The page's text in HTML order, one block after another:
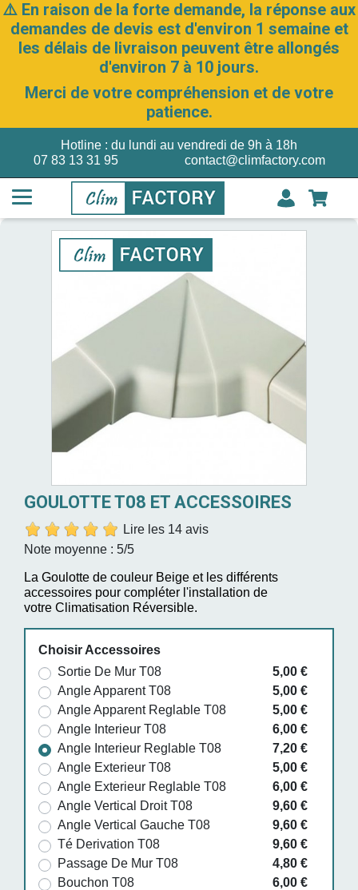
⚠️ En raison de la forte demande, la réponse aux
demandes de devis est d'environ 1 semaine et
les délais de livraison peuvent être allongés
d'environ 7 à 10 jours.
Merci de votre compréhension et de votre
patience.
07 83 13 31 95
Hotline : du lundi au vendredi de 9h à 18h
contact@climfactory.com
GOULOTTE T08 ET ACCESSOIRES
Lire les 14 avis
Note moyenne : 5/5
La Goulotte de couleur Beige et les différents
accessoires pour compléter l'installation de
votre Climatisation Réversible.
Choisir Accessoires
Sortie De Mur T08
5,00 €
Angle Apparent T08
5,00 €
Angle Apparent Reglable T08
5,00 €
Angle Interieur T08
6,00 €
Angle Interieur Reglable T08
7,20 €
Angle Exterieur T08
5,00 €
Angle Exterieur Reglable T08
6,00 €
Angle Vertical Droit T08
9,60 €
Angle Vertical Gauche T08
9,60 €
Té Derivation T08
9,60 €
Passage De Mur T08
4,80 €
Bouchon T08
6,00 €